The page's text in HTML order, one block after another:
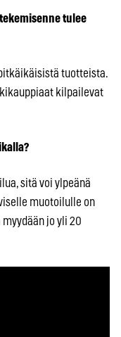
tulee
tuotteista.
kilpailevat
sitä voi ylpeänä
muotoilulle on
jo yli 20